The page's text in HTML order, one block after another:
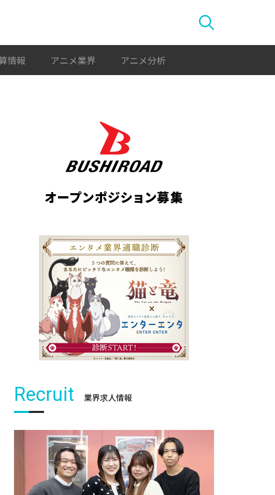
情報 アニメ業界 アニメ分析
Recruit 業界求人情報